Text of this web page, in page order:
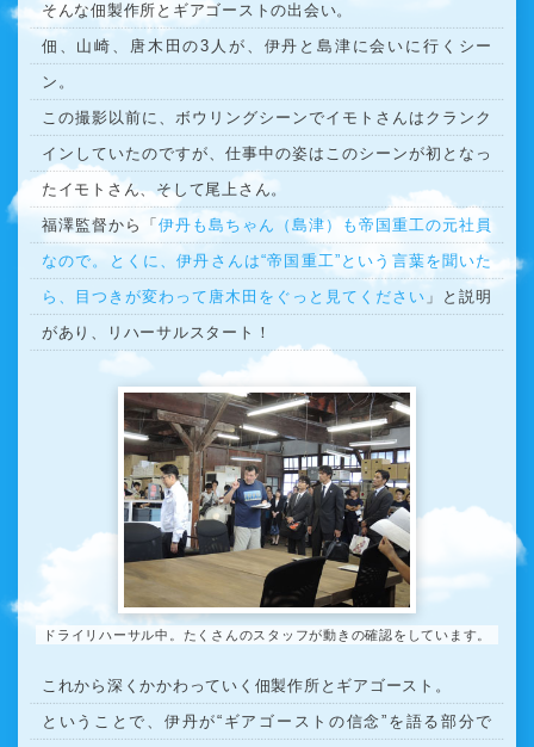
そんな佃製作所とギアゴーストの出会い。
佃、山崎、唐木田の3人が、伊丹と島津に会いに行くシー
ン。
この撮影以前に、ボウリングシーンでイモトさんはクランク
インしていたのですが、仕事中の姿はこのシーンが初となっ
たイモトさん、そして尾上さん。
福澤監督から「 伊丹も島ちゃん（島津）も帝国重工の元社員
なので。とくに、伊丹さんは“帝国重工”という言葉を聞いた
ら、目つきが変わって唐木田をぐっと見てください 」と説明
があり、リハーサルスタート！
ドライリハーサル中。たくさんのスタッフが動きの確認をしています。
これから深くかかわっていく佃製作所とギアゴースト。
ということで、伊丹が“ギアゴーストの信念”を語る部分で